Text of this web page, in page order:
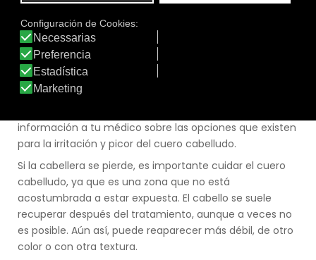
pelo durante un proceso de quimioterapia pasan, en
primer lugar, por espaciar los lavados y utilizar un
champú muy suave y específico. Péinalo con
delicadeza para no romperlo y con un cepillo para
cabello frágil. Evita el uso de secador, la plancha y el
información a tu médico sobre las opciones que existen
para la irritación y picor del cuero cabelludo.
Si la cabellera se pierde, es importante cuidar el cuero
cabelludo, ya que es una zona que no está
acostumbrada a estar expuesta. El cabello se suele
recuperar después del tratamiento, aunque a veces no
es posible. Aún así, puede reaparecer más débil, de otro
color o con otra textura.